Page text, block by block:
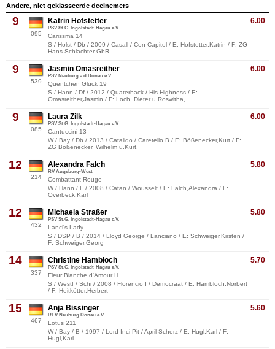
Andere, niet geklasseerde deelnemers
9
095
6.00
Katrin Hofstetter
PSV St.G. Ingolstadt-Hagau e.V.
Carissma 14
S / Holst / Db / 2009 / Casall / Con Capitol / E: Hofstetter,Katrin / F: ZG
Hans Schlachter GbR,
9
539
6.00
Jasmin Omasreither
PSV Neuburg a.d.Donau e.V.
Quentchen Glück 19
S / Hann / Df / 2012 / Quaterback / His Highness / E:
Omasreither,Jasmin / F: Loch, Dieter u.Roswitha,
9
085
6.00
Laura Zilk
PSV St.G. Ingolstadt-Hagau e.V.
Cantuccini 13
W / Bay / Db / 2013 / Catalido / Caretello B / E: Bößenecker,Kurt / F:
ZG Bößenecker, Wilhelm u.Kurt,
12
214
5.80
Alexandra Falch
RV Augsburg-West
Combattant Rouge
W / Hann / F / 2008 / Catan / Wousselt / E: Falch,Alexandra / F:
Overbeck,Karl
12
432
5.80
Michaela Straßer
PSV St.G. Ingolstadt-Hagau e.V.
Lanci's Lady
S / DSP / B / 2014 / Lloyd George / Lanciano / E: Schweiger,Kirsten /
F: Schweiger,Georg
14
337
5.70
Christine Hambloch
PSV St.G. Ingolstadt-Hagau e.V.
Fleur Blanche d'Amour H
S / Westf / Schi / 2008 / Florencio I / Democraat / E: Hambloch,Norbert
/ F: Heitkötter,Herbert
15
467
5.60
Anja Bissinger
RFV Neuburg Donau e.V.
Lotus 211
W / Bay / B / 1997 / Lord Inci Pit / April-Scherz / E: Hugl,Karl / F:
Hugl,Karl